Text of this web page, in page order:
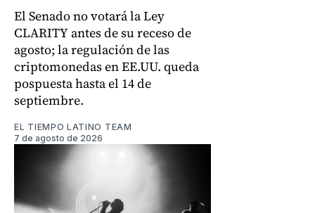
El Senado no votará la Ley
CLARITY antes de su receso de
agosto; la regulación de las
criptomonedas en EE.UU. queda
pospuesta hasta el 14 de
septiembre.
EL TIEMPO LATINO TEAM
7 de agosto de 2026